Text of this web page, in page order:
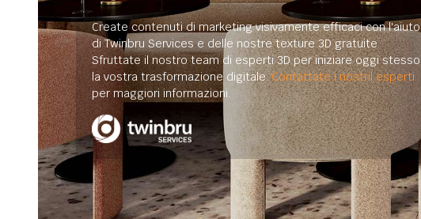
Create contenuti di marketing visivamente efficaci con l'aiuto
di Twinbru Services e delle nostre texture 3D gratuite.
Sfruttate il nostro team di esperti 3D per iniziare oggi stesso
la vostra trasformazione digitale.Contattate i nostril esperti
per maggiori informazioni.